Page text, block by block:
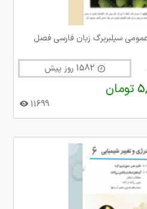
سیلبربرگ زبان فارسی فصل
11699